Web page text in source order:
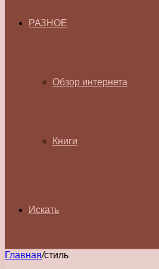
РАЗНОЕ
Обзор интернета
Книги
Искать
Главная/стиль